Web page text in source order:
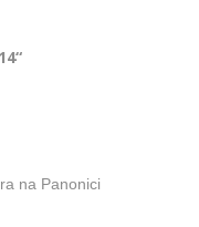
na Panonici